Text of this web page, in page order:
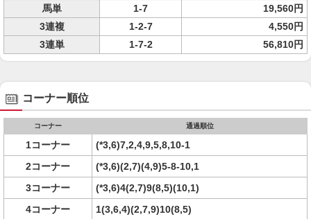
馬単
1-7
19,560円
3連複
1-2-7
4,550円
3連単
1-7-2 56,810円
コーナー順位
コーナー 通過順位
1コーナー
(*3,6)7,2,4,9,5,8,10-1
2コーナー
(*3,6)(2,7)(4,9)5-8-10,1
3コーナー
(*3,6)4(2,7)9(8,5)(10,1)
4コーナー
1(3,6,4)(2,7,9)10(8,5)